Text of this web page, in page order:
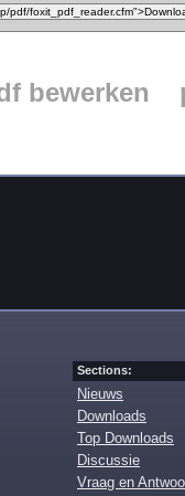
bewerken
Sections:
Nieuws
Downloads
Top Downloads
Discussie
Vraag en